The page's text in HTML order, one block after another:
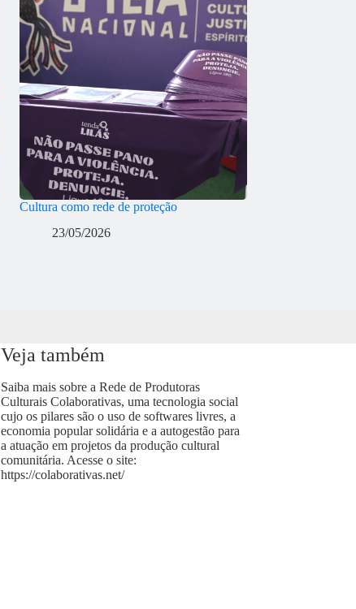
Cultura como rede de proteção
23/05/2026
Veja também
Saiba mais sobre a Rede de Produtoras
Culturais Colaborativas, uma tecnologia social
cujo os pilares são o uso de softwares livres, a
economia popular solidária e a autogestão para
a atuação em projetos da produção cultural
comunitária. Acesse o site:
https://colaborativas.net/